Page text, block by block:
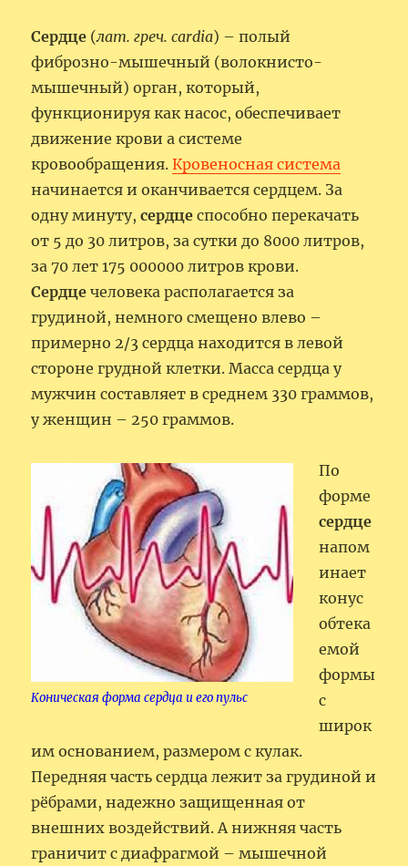
Сердце (лат. греч. cardia) – полый
фиброзно-мышечный (волокнисто-
мышечный) орган, который,
функционируя как насос, обеспечивает
движение крови а системе
кровообращения.Кровеносная система
начинается и оканчивается сердцем. За
одну минуту,сердце способно перекачать
от 5 до 30 литров, за сутки до 8000 литров,
за 70 лет 175 000000 литров крови.
Сердце человека располагается за
грудиной, немного смещено влево –
примерно 2/3 сердца находится в левой
стороне грудной клетки. Масса сердца у
мужчин составляет в среднем 330 граммов,
у женщин – 250 граммов.
Коническая форма сердца и его пульс
По
форме
сердце
напом
инает
конус
обтека
емой
формы
с
широк
им основанием, размером с кулак.
Передняя часть сердца лежит за грудиной и
рёбрами, надежно защищенная от
внешних воздействий. А нижняя часть
граничит с диафрагмой – мышечной